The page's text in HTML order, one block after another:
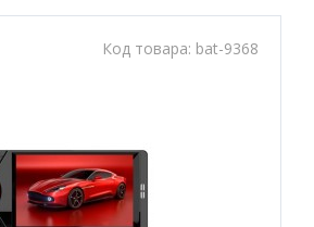
Код товара: bat-9368